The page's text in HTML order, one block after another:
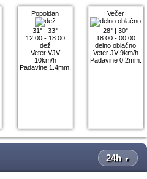
Popoldan
31° |33°
12:00 - 18:00
dež
Veter VJV
10km/h
Padavine 1.4mm.
Večer
28° |30°
18:00 - 00:00
delno oblačno
Veter JV 9km/h
Padavine 0.2mm.
24h ▼